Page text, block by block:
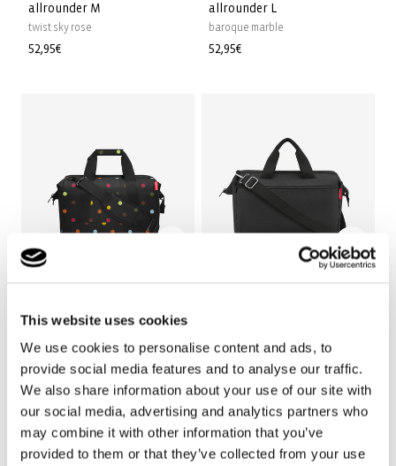
This website uses cookies
We use cookies to personalise content and ads, to
provide social media features and to analyse our traffic.
We also share information about your use of our site with
our social media, advertising and analytics partners who
may combine it with other information that you’ve
provided to them or that they’ve collected from your use
allrounder M
twist sky rose
Prix
52,95€
allrounder L
baroque marble
Prix
52,95€
+20
allrounder M allrounder S pocket
habituel